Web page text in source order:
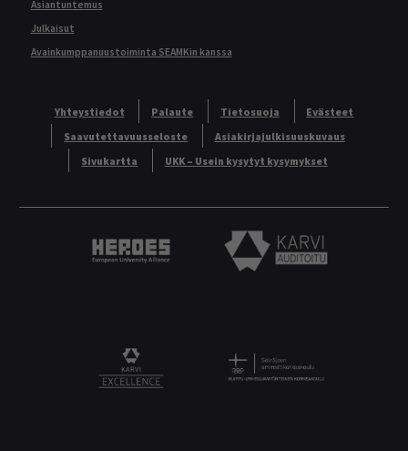
Asiantuntemus
Julkaisut
Avainkumppanuustoiminta SEAMKin kanssa
Yhteystiedot Palaute Tietosuoja
Evästeet
Saavutettavuusseloste
Asiakirjajulkisuuskuvaus
Sivukartta
UKK – Usein kysytyt kysymykset
Heroes European University Alliance logo
Karvi Auditoitu logo
KARVI Excellence logo.Logo